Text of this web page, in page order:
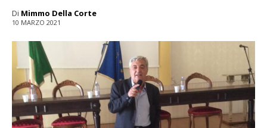
Di Mimmo Della Corte
10 MARZO 2021